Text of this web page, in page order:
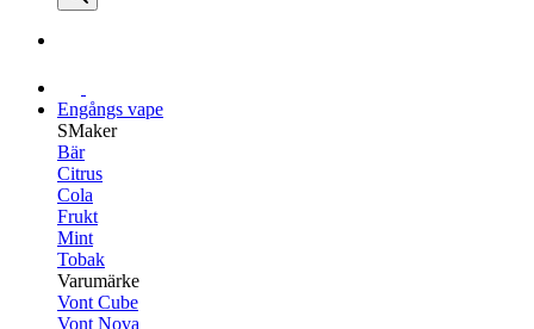
Engångs vape
SMaker
Bär
Citrus
Cola
Frukt
Mint
Tobak
Varumärke
Vont Cube
Vont Nova